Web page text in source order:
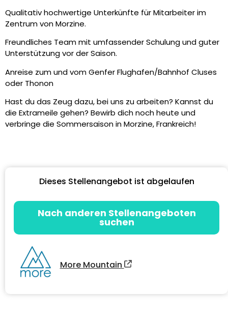
Qualitativ hochwertige Unterkünfte für Mitarbeiter im
Zentrum von Morzine.
Freundliches Team mit umfassender Schulung und guter
Unterstützung vor der Saison.
Anreise zum und vom Genfer Flughafen/Bahnhof Cluses
oder Thonon
Hast du das Zeug dazu, bei uns zu arbeiten? Kannst du
die Extrameile gehen? Bewirb dich noch heute und
verbringe die Sommersaison in Morzine, Frankreich!
Dieses Stellenangebot ist abgelaufen
Nach anderen Stellenangeboten
suchen
More Mountain